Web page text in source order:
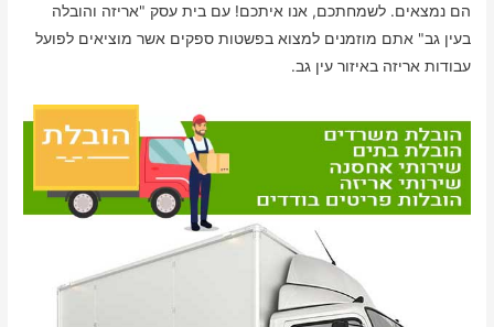
הם נמצאים. לשמחתכם, אנו איתכם! עם בית עסק "אריזה והובלה
בעין גב" אתם מוזמנים למצוא בפשטות ספקים אשר מוציאים לפועל
עבודות אריזה באיזור עין גב.